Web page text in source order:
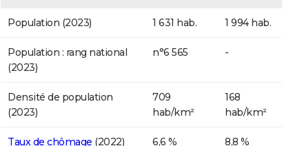
Population (2023) 1 631 hab. 1 994 hab.
Population : rang national
(2023)
n°6 565 -
Densité de population
(2023)
709
hab/km²
168
hab/km²
Taux de chômage (2022) 6,6 % 8,8 %